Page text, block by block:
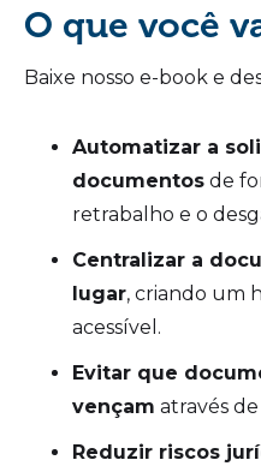
O que você
Baixe nosso e-book e
Automatizar a
documentos de
retrabalho e o
Centralizar a
lugar, criando um
acessível.
Evitar que
vençam através
Reduzir riscos